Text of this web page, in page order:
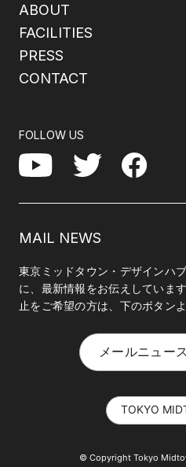
ABOUT
FACILITIES
PRESS
CONTACT
FOLLOW US
YouTube Twitter Facebook
MAIL NEWS
東京ミッドタウン・デザインハ
に、最新情報をお伝えしていま
止をご希望の方は、下のボタン
メールニュー
TOKYO
© Copyright Tokyo